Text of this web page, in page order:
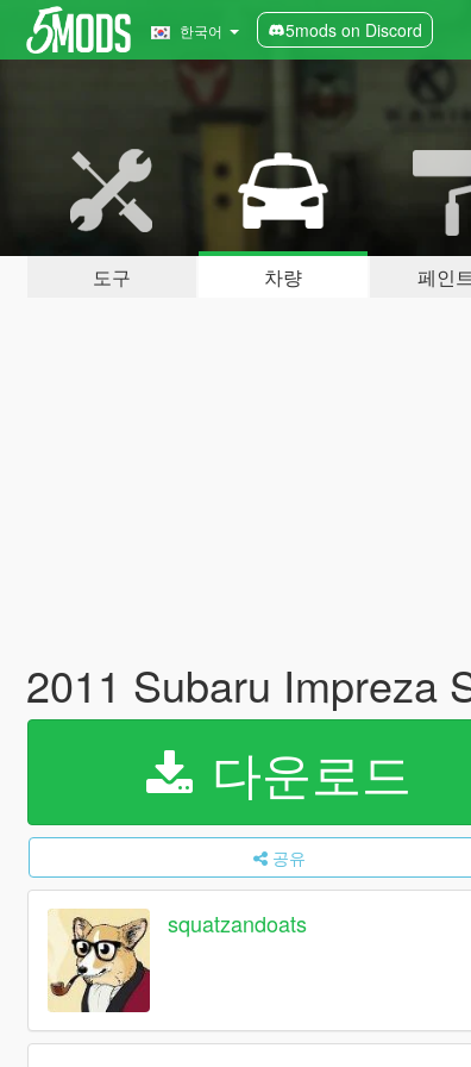
한국어 5mods on Discord
도구 차량 페인
2011 Subaru Impreza
다운로드
공유
squatzandoats